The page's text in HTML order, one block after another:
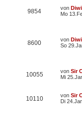
9854 von
Mo
8600 von
So
10055 von Sir
Mi
10110 von Sir
Di